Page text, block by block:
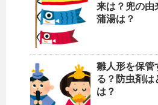
来は？兜の由
蒲湯は？
雛人形を保管
る？防虫剤は
は？